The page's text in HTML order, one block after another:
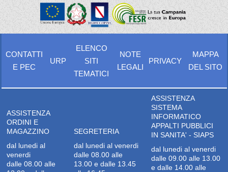
CONTATTI
E PEC
URP
ELENCO
SITI
TEMATICI
NOTE
LEGALI
PRIVACY
MAPPA
DEL SITO
ASSISTENZA
ORDINI E
MAGAZZINO
dal lunedi al
venerdi
dalle 08.00 alle
SEGRETERIA
dal lunedi al venerdi
dalle 08.00 alle
13.00 e dalle 13.45
ASSISTENZA
SISTEMA
INFORMATICO
APPALTI PUBBLICI
IN SANITA' - SIAPS
dal lunedi al venerdi
dalle 09.00 alle 13.00
e dalle 14.00 alle